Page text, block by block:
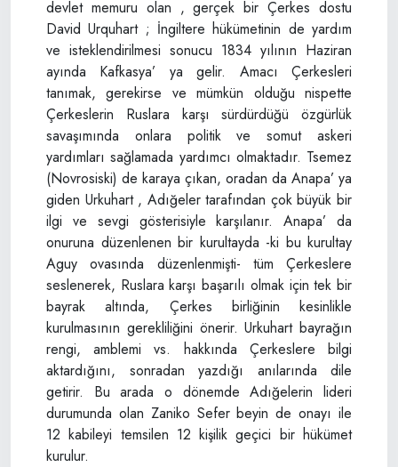
devlet memuru olan , gerçek bir Çerkes dostu
David Urquhart ; İngiltere hükümetinin de yardım
ve isteklendirilmesi sonucu 1834 yılının Haziran
ayında Kafkasya’ ya gelir. Amacı Çerkesleri
tanımak, gerekirse ve mümkün olduğu nispette
Çerkeslerin Ruslara karşı sürdürdüğü özgürlük
savaşımında onlara politik ve somut askeri
yardımları sağlamada yardımcı olmaktadır. Tsemez
(Novrosiski) de karaya çıkan, oradan da Anapa’ ya
giden Urkuhart , Adığeler tarafından çok büyük bir
ilgi ve sevgi gösterisiyle karşılanır. Anapa’ da
onuruna düzenlenen bir kurultayda -ki bu kurultay
Aguy ovasında düzenlenmişti- tüm Çerkeslere
seslenerek, Ruslara karşı başarılı olmak için tek bir
bayrak altında, Çerkes birliğinin kesinlikle
kurulmasının gerekliliğini önerir. Urkuhart bayrağın
rengi, amblemi vs. hakkında Çerkeslere bilgi
aktardığını, sonradan yazdığı anılarında dile
getirir. Bu arada o dönemde Adığelerin lideri
durumunda olan Zaniko Sefer beyin de onayı ile
12 kabileyi temsilen 12 kişilik geçici bir hükümet
kurulur.